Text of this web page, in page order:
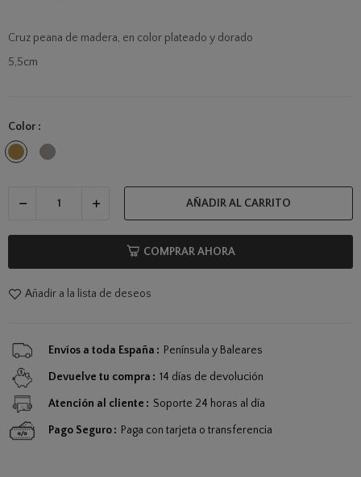
Cruz peana de madera, en color plateado y dorado
5,5cm
Color :
DoradoPlateado
AÑADIR AL CARRITO
COMPRAR AHORA
Añadir a la lista de deseos
Envíos a toda España Península y Baleares
Devuelve tu compra 14 días de devolución
Atención al cliente Soporte 24 horas al día
Pago Seguro Paga con tarjeta o transferencia